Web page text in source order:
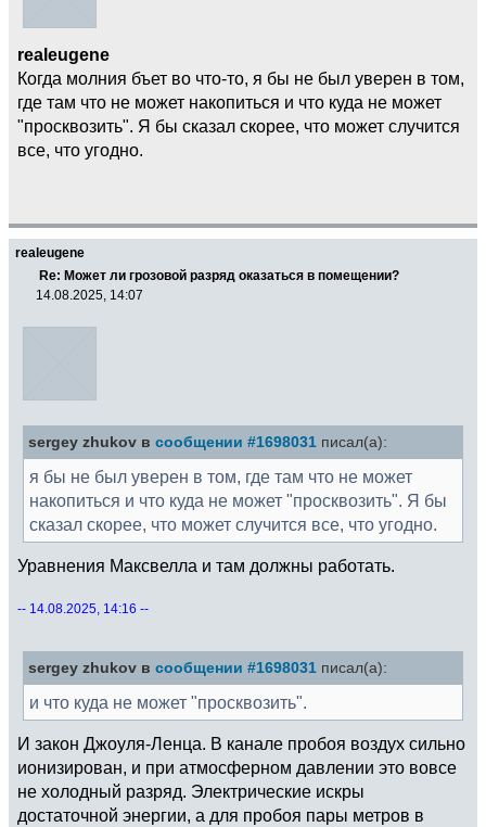
realeugene
Когда молния бъет во что-то, я бы не был уверен в том,
где там что не может накопиться и что куда не может
"просквозить". Я бы сказал скорее, что может случится
все, что угодно.
realeugene
Re: Может ли грозовой разряд оказаться в помещении?
14.08.2025, 14:07
sergey zhukov в сообщении #1698031 писал(а):
я бы не был уверен в том, где там что не может
накопиться и что куда не может "просквозить". Я бы
сказал скорее, что может случится все, что угодно.
Уравнения Максвелла и там должны работать.
-- 14.08.2025, 14:16 --
sergey zhukov в сообщении #1698031 писал(а):
и что куда не может "просквозить".
И закон Джоуля-Ленца. В канале пробоя воздух сильно
ионизирован, и при атмосферном давлении это вовсе
не холодный разряд. Электрические искры
достаточной энергии, а для пробоя пары метров в